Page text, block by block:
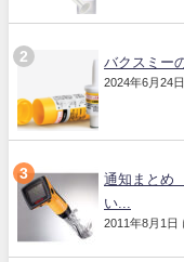
バクスミー
2024年6月24
通知まとめ
い...
2011年8月1日